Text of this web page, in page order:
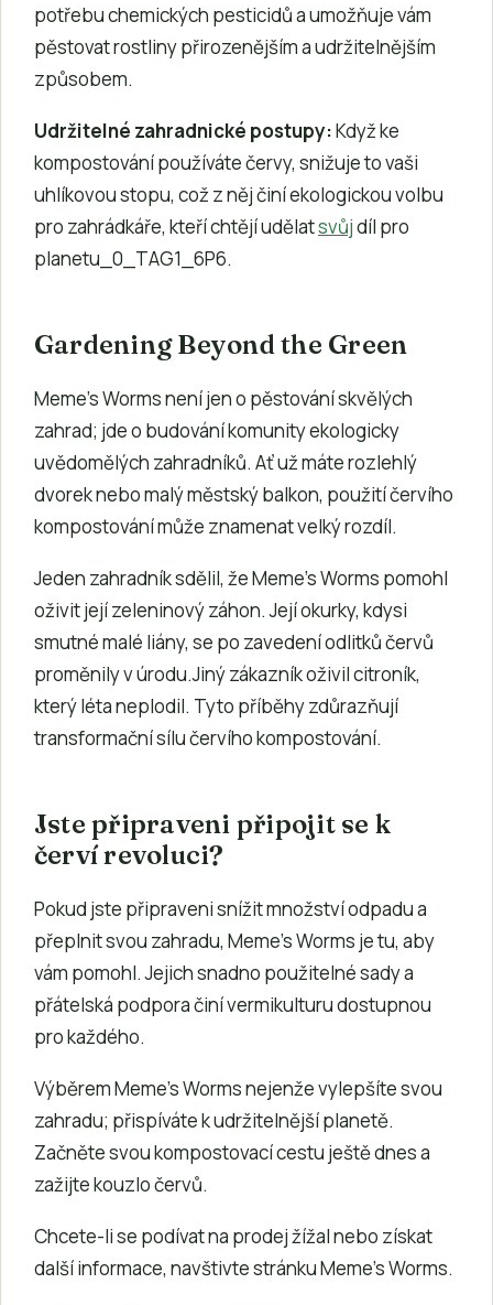
potřebu chemických pesticidů a umožňuje vám
pěstovat rostliny přirozenějším a udržitelnějším
způsobem.
Udržitelné zahradnické postupy:Když ke
kompostování používáte červy, snižuje to vaši
uhlíkovou stopu, což z něj činí ekologickou volbu
pro zahrádkáře, kteří chtějí udělatsvůjdíl pro
planetu_0_TAG1_6P6.
Gardening Beyond the Green
Meme’s Worms není jen o pěstování skvělých
zahrad; jde o budování komunity ekologicky
uvědomělých zahradníků. Ať už máte rozlehlý
dvorek nebo malý městský balkon, použití červího
kompostování může znamenat velký rozdíl.
Jeden zahradník sdělil, že Meme’s Worms pomohl
oživit její zeleninový záhon. Její okurky, kdysi
smutné malé liány, se po zavedení odlitků červů
proměnily v úrodu.Jiný zákazník oživil citroník,
který léta neplodil. Tyto příběhy zdůrazňují
transformační sílu červího kompostování.
Jste připraveni připojit se k
červí revoluci?
Pokud jste připraveni snížit množství odpadu a
přeplnit svou zahradu, Meme’s Worms je tu, aby
vám pomohl. Jejich snadno použitelné sady a
přátelská podpora činí vermikulturu dostupnou
pro každého.
Výběrem Meme’s Worms nejenže vylepšíte svou
zahradu; přispíváte k udržitelnější planetě.
Začněte svou kompostovací cestu ještě dnes a
zažijte kouzlo červů.
Chcete-li se podívat na prodej žížal nebo získat
další informace, navštivte stránku Meme’s Worms.